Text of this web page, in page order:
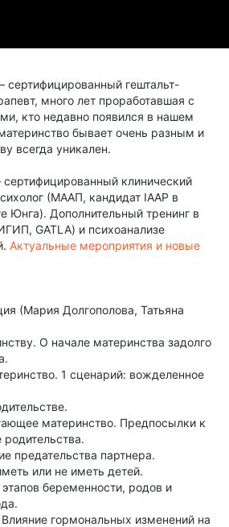
– сертифицированный гештальт-
много лет проработавшая с
кто недавно появился в нашем
бывает очень разным и
всегда уникален.
сертифицированный клинический
(МААП, кандидат IAAP в
Юнга). Дополнительный тренинг в
GATLA) и психоанализе
Актуальные мероприятия и новые
(Мария Долгополова, Татьяна
О начале материнства задолго
1 сценарий: вожделенное
материнство. Предпосылки к
предательства партнера.
или не иметь детей.
беременности, родов и
гормональных изменений на